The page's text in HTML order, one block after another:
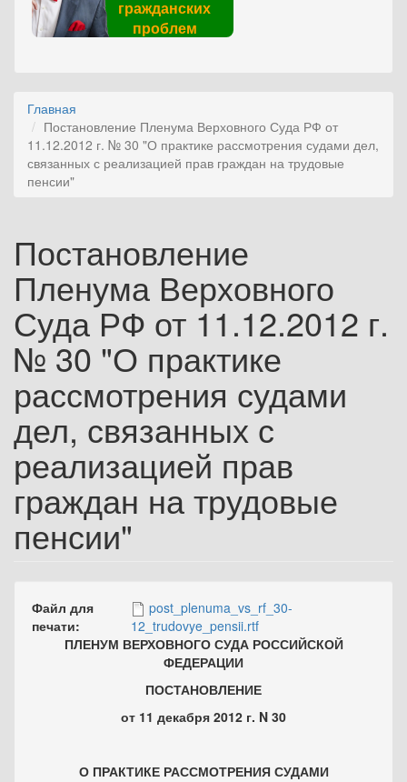
гражданских
проблем
Главная
Постановление Пленума Верховного Суда РФ от
11.12.2012 г. № 30 "О практике рассмотрения судами дел,
связанных с реализацией прав граждан на трудовые
пенсии"
Постановление
Пленума Верховного
Суда РФ от 11.12.2012 г.
№ 30 "О практике
рассмотрения судами
дел, связанных с
реализацией прав
граждан на трудовые
пенсии"
Файл для
печати:
post_plenuma_vs_rf_30-
12_trudovye_pensii.rtf
ПЛЕНУМ ВЕРХОВНОГО СУДА РОССИЙСКОЙ
ФЕДЕРАЦИИ
ПОСТАНОВЛЕНИЕ
от 11 декабря 2012 г. N 30
О ПРАКТИКЕ РАССМОТРЕНИЯ СУДАМИ